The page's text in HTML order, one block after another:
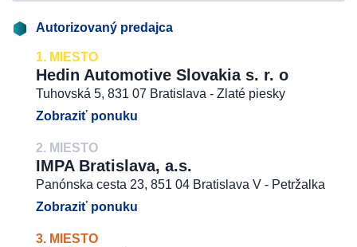
Autorizovaný predajca
1. MIESTO
Hedin Automotive Slovakia s. r. o
Tuhovská 5, 831 07 Bratislava - Zlaté piesky
Zobraziť ponuku
2. MIESTO
IMPA Bratislava, a.s.
Panónska cesta 23, 851 04 Bratislava V - Petržalka
Zobraziť ponuku
3. MIESTO